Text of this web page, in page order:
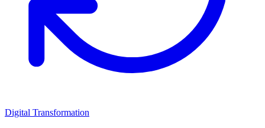
Digital Transformation